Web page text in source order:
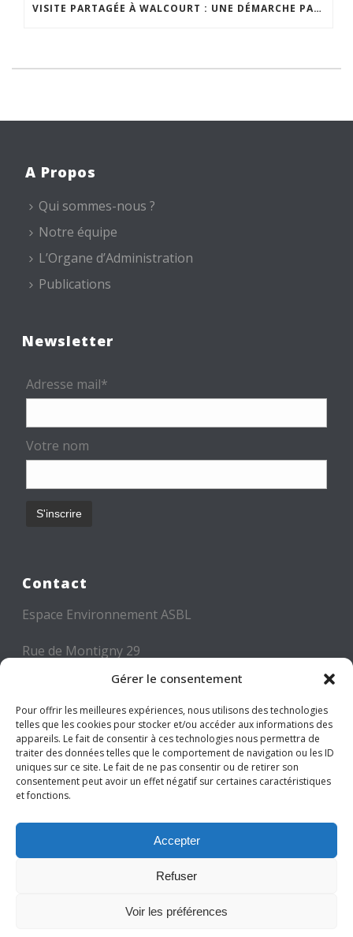
Gérer le consentement
Pour offrir les meilleures expériences, nous utilisons des technologies
telles que les cookies pour stocker et/ou accéder aux informations des
appareils. Le fait de consentir à ces technologies nous permettra de
traiter des données telles que le comportement de navigation ou les ID
uniques sur ce site. Le fait de ne pas consentir ou de retirer son
consentement peut avoir un effet négatif sur certaines caractéristiques
et fonctions.
Accepter
Refuser
Voir les préférences
VISITE PARTAGÉE À WALCOURT : UNE DÉMARCHE PARTICIPATIVE ANIMÉE PAR ESPACE ENVIRONNEMENT
A Propos
Qui sommes-nous ?
Notre équipe
L’Organe d’Administration
Publications
Newsletter
Adresse mail*
Votre nom
Contact
Espace Environnement ASBL
Rue de Montigny 29
6000 CHARLEROI
Tél: +32 71 300 300
Mail: info@espace-environnement.be
TVA BE 0416.116.340